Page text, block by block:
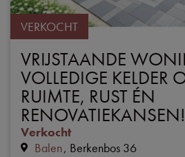
VERKOCHT
VRIJSTAANDE
VOLLEDIGE KELDER
RUIMTE, RUST ÉN
RENOVATIEKANSEN!
Verkocht
Balen Berkenbos 36